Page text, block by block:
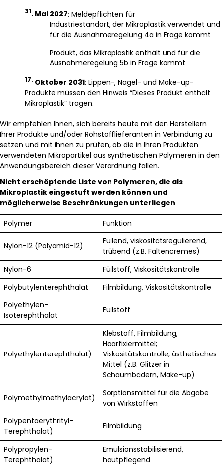
31. Mai 2027: Meldepflichten für
Industriestandort, der Mikroplastik verwendet und
für die Ausnahmeregelung 4a in Frage kommt
Produkt, das Mikroplastik enthält und für die
Ausnahmeregelung 5b in Frage kommt
17. Oktober 2031: Lippen-, Nagel- und Make-up-
Produkte müssen den Hinweis “Dieses Produkt enthält
Mikroplastik” tragen.
Wir empfehlen Ihnen, sich bereits heute mit den Herstellern
Ihrer Produkte und/oder Rohstofflieferanten in Verbindung zu
setzen und mit ihnen zu prüfen, ob die in Ihren Produkten
verwendeten Mikropartikel aus synthetischen Polymeren in den
Anwendungsbereich dieser Verordnung fallen.
Nicht erschöpfende Liste von Polymeren, die als
Mikroplastik eingestuft werden können und
möglicherweise Beschränkungen unterliegen
Polymer Funktion
Nylon-12 (Polyamid-12)
Füllend, viskositätsregulierend,
trübend (z.B. Faltencremes)
Nylon-6
Füllstoff, Viskositätskontrolle
Polybutylenterephthalat
Filmbildung, Viskositätskontrolle
Polyethylen-
Isoterephthalat
Füllstoff
Polyethylenterephthalat)
Klebstoff, Filmbildung,
Haarfixiermittel;
Viskositätskontrolle, ästhetisches
Mittel (z.B. Glitzer in
Schaumbädern, Make-up)
Polymethylmethylacrylat)
Sorptionsmittel für die Abgabe
von Wirkstoffen
Polypentaerythrityl-
Terephthalat)
Filmbildung
Polypropylen-
Terephthalat)
Emulsionsstabilisierend,
hautpflegend